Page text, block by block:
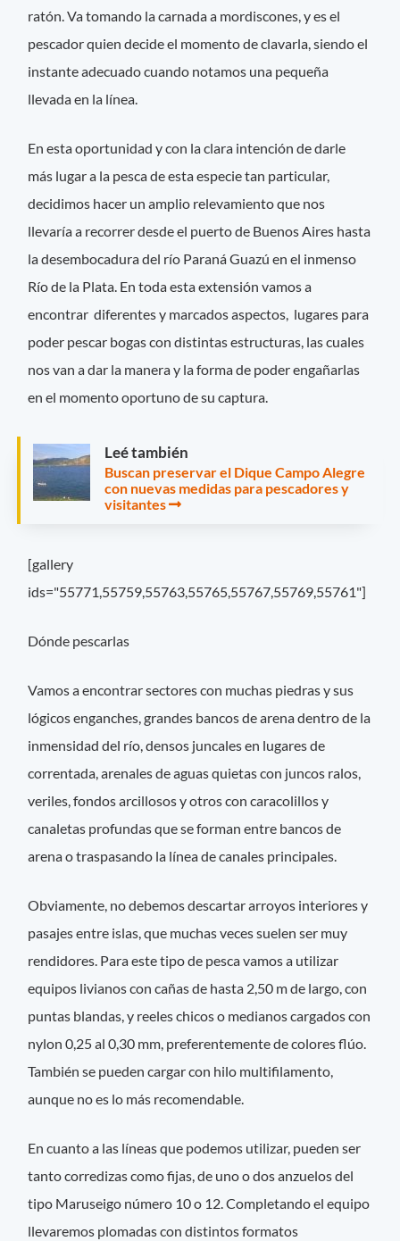
ratón. Va tomando la carnada a mordiscones, y es el
pescador quien decide el momento de clavarla, siendo el
instante adecuado cuando notamos una pequeña
llevada en la línea.
En esta oportunidad y con la clara intención de darle
más lugar a la pesca de esta especie tan particular,
decidimos hacer un amplio relevamiento que nos
llevaría a recorrer desde el puerto de Buenos Aires hasta
la desembocadura del río Paraná Guazú en el inmenso
Río de la Plata. En toda esta extensión vamos a
encontrar diferentes y marcados aspectos, lugares para
poder pescar bogas con distintas estructuras, las cuales
nos van a dar la manera y la forma de poder engañarlas
en el momento oportuno de su captura.
Leé también
Buscan preservar el Dique Campo Alegre
con nuevas medidas para pescadores y
visitantes
[gallery
ids="55771,55759,55763,55765,55767,55769,55761"]
Dónde pescarlas
Vamos a encontrar sectores con muchas piedras y sus
lógicos enganches, grandes bancos de arena dentro de la
inmensidad del río, densos juncales en lugares de
correntada, arenales de aguas quietas con juncos ralos,
veriles, fondos arcillosos y otros con caracolillos y
canaletas profundas que se forman entre bancos de
arena o traspasando la línea de canales principales.
Obviamente, no debemos descartar arroyos interiores y
pasajes entre islas, que muchas veces suelen ser muy
rendidores. Para este tipo de pesca vamos a utilizar
equipos livianos con cañas de hasta 2,50 m de largo, con
puntas blandas, y reeles chicos o medianos cargados con
nylon 0,25 al 0,30 mm, preferentemente de colores flúo.
También se pueden cargar con hilo multifilamento,
aunque no es lo más recomendable.
En cuanto a las líneas que podemos utilizar, pueden ser
tanto corredizas como fijas, de uno o dos anzuelos del
tipo Maruseigo número 10 o 12. Completando el equipo
llevaremos plomadas con distintos formatos